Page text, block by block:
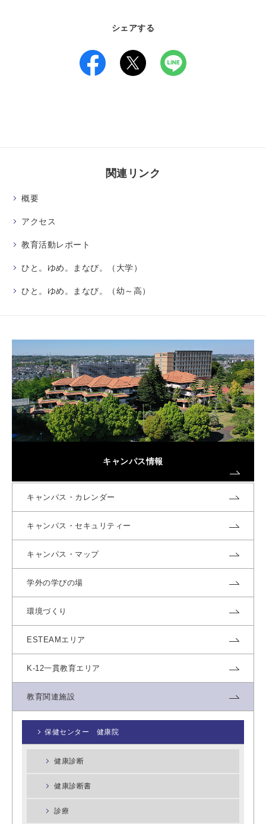
シェアする
関連リンク
概要
アクセス
教育活動レポート
ひと。ゆめ。まなび。（大学）
ひと。ゆめ。まなび。（幼～高）
キャンパス情報
キャンパス・カレンダー
キャンパス・セキュリティー
キャンパス・マップ
学外の学びの場
環境づくり
ESTEAMエリア
K-12一貫教育エリア
教育関連施設
保健センター 健康院
健康診断
健康診断書
診療